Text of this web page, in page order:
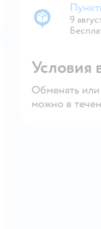
Пункты выдачи
9
Условия
Обменять или
можно в